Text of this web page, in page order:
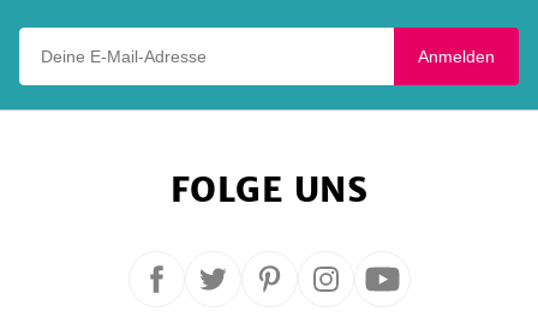
Anmelden
FOLGE UNS
Folge Folge
Folge Folge Folge